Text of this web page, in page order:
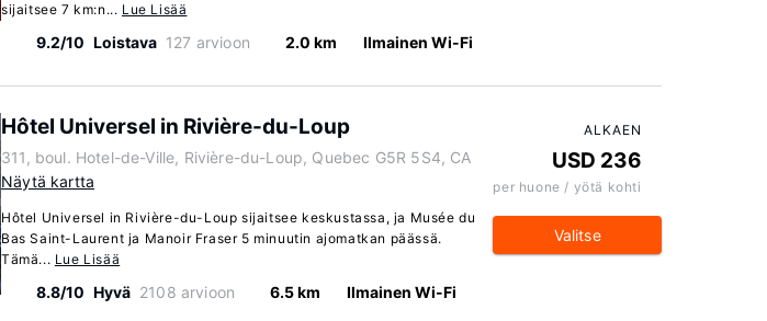
sijaitsee 7 km:n... Lue Lisää
9.2/10 Loistava 127 arvioon 2.0 km Ilmainen Wi-Fi
Hôtel Universel in Rivière-du-Loup
311, boul. Hotel-de-Ville, Rivière-du-Loup, Quebec G5R 5S4, CA
Näytä kartta
Hôtel Universel in Rivière-du-Loup sijaitsee keskustassa, ja Musée du
Bas Saint-Laurent ja Manoir Fraser 5 minuutin ajomatkan päässä.
Tämä... Lue Lisää
8.8/10 Hyvä 2108 arvioon 6.5 km Ilmainen Wi-Fi
ALKAEN
USD 236
per huone / yötä kohti
Valitse